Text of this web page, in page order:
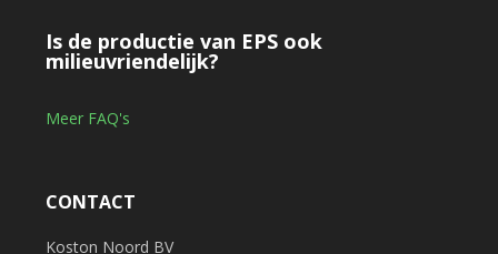
Is de productie van EPS ook
milieuvriendelijk?
Meer FAQ's
CONTACT
Koston Noord BV